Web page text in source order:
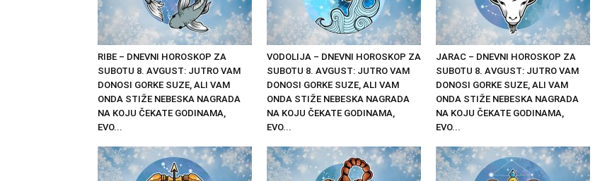
RIBE – DNEVNI HOROSKOP ZA
SUBOTU 8. AVGUST: JUTRO VAM
DONOSI GORKE SUZE, ALI VAM
ONDA STIŽE NEBESKA NAGRADA
NA KOJU ČEKATE GODINAMA,
EVO...
VODOLIJA – DNEVNI HOROSKOP ZA
SUBOTU 8. AVGUST: JUTRO VAM
DONOSI GORKE SUZE, ALI VAM
ONDA STIŽE NEBESKA NAGRADA
NA KOJU ČEKATE GODINAMA,
EVO...
JARAC – DNEVNI HOROSKOP ZA
SUBOTU 8. AVGUST: JUTRO VAM
DONOSI GORKE SUZE, ALI VAM
ONDA STIŽE NEBESKA NAGRADA
NA KOJU ČEKATE GODINAMA,
EVO...